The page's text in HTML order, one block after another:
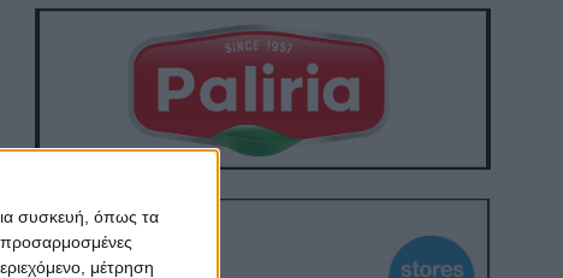
συσκευή, όπως τα
προσαρμοσμένες
μέτρηση